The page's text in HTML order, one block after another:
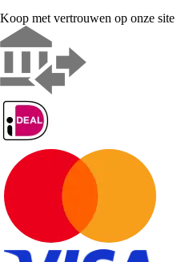
Koop met vertrouwen op onze site